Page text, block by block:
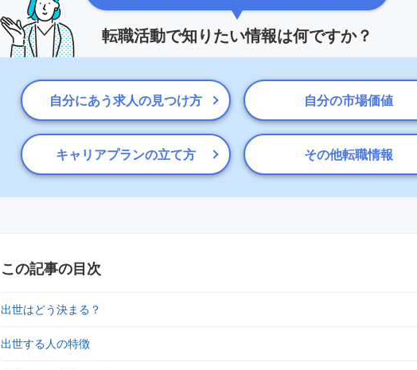
転職活動で知りたい情報は何ですか？
自分にあう求人の見つけ方 自分の市場価値
キャリアプランの立て方 その他転職情報
この記事の目次
出世はどう決まる？
出世する人の特徴